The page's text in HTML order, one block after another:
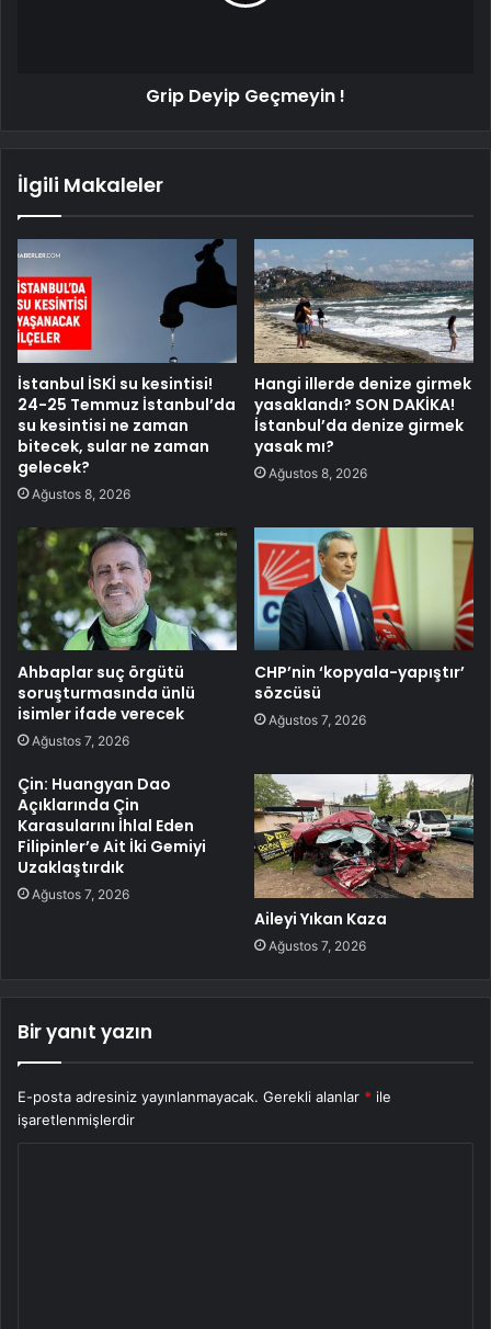
Grip Deyip Geçmeyin !
İlgili Makaleler
İstanbul İSKİ su kesintisi!
24-25 Temmuz İstanbul’da
su kesintisi ne zaman
bitecek, sular ne zaman
gelecek?
Ağustos 8, 2026
Hangi illerde denize girmek
yasaklandı? SON DAKİKA!
İstanbul’da denize girmek
yasak mı?
Ağustos 8, 2026
Ahbaplar suç örgütü
soruşturmasında ünlü
isimler ifade verecek
Ağustos 7, 2026
CHP’nin ‘kopyala-yapıştır’
sözcüsü
Ağustos 7, 2026
Çin: Huangyan Dao
Açıklarında Çin
Karasularını İhlal Eden
Filipinler’e Ait İki Gemiyi
Uzaklaştırdık
Ağustos 7, 2026
Aileyi Yıkan Kaza
Ağustos 7, 2026
Bir yanıt yazın
E-posta adresiniz yayınlanmayacak. Gerekli alanlar * ile
işaretlenmişlerdir